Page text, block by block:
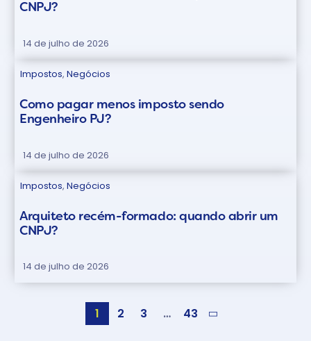
CNPJ?
14 de julho de 2026
Impostos,Negócios
Como pagar menos imposto sendo
Engenheiro PJ?
14 de julho de 2026
Impostos,Negócios
Arquiteto recém-formado: quando abrir um
CNPJ?
14 de julho de 2026
1 2 3 … 43